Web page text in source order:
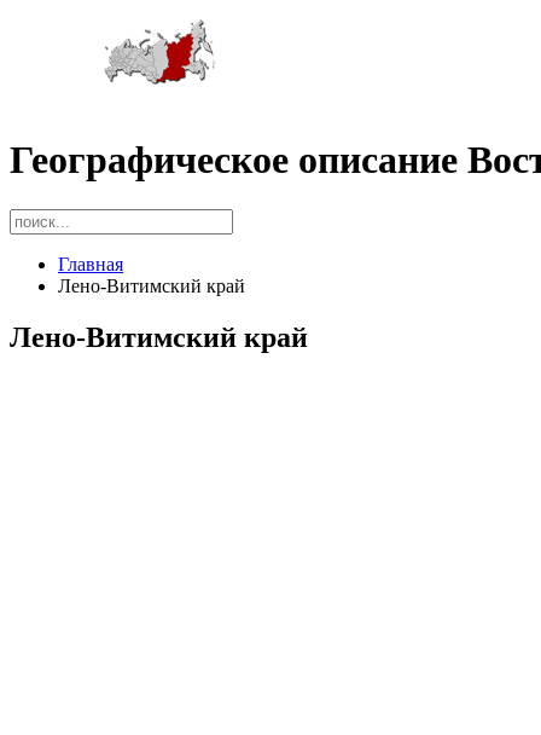
Географическое описание
Главная
Лено-Витимский край
Лено-Витимский край